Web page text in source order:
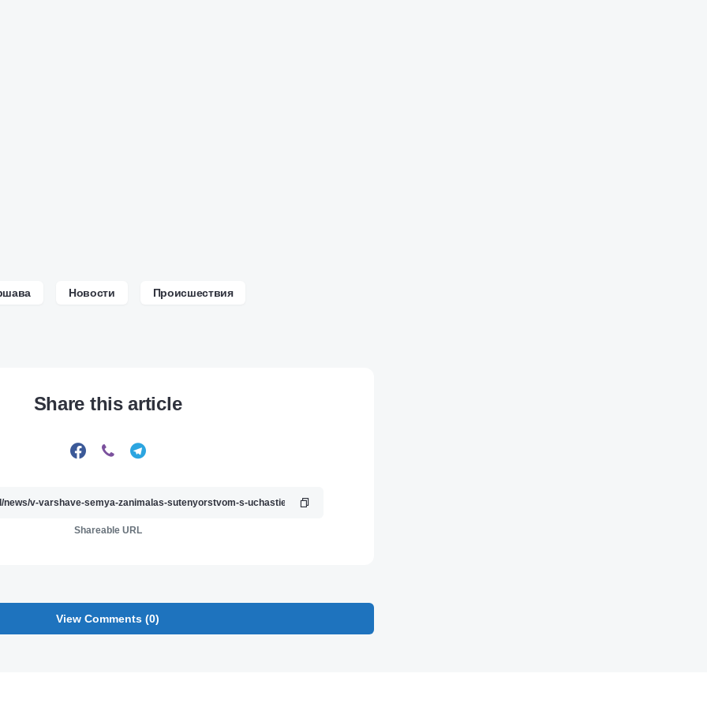
Новости Происшествия
Share this article
Shareable URL
View Comments (0)